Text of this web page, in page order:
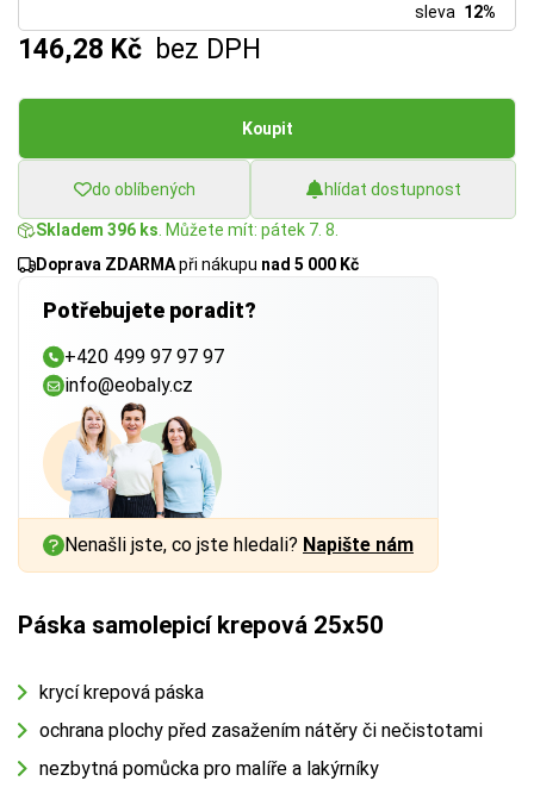
sleva 12%
146,28 Kč bez DPH
Koupit
do oblíbených hlídat dostupnost
Skladem 396 ks . Můžete mít: pátek 7. 8.
Doprava ZDARMApři nákupu nad 5 000 Kč
Potřebujete poradit?
+420 499 97 97 97
info@eobaly.cz
Nenašli jste, co jste hledali? Napište nám
Páska samolepicí krepová 25x50
krycí krepová páska
ochrana plochy před zasažením nátěry či nečistotami
nezbytná pomůcka pro malíře a lakýrníky